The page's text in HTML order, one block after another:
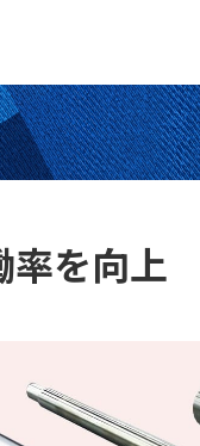
率を向上